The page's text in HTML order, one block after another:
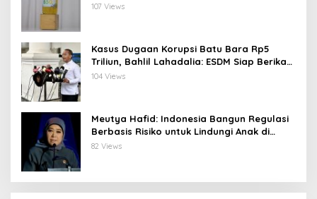
107 Views
Kasus Dugaan Korupsi Batu Bara Rp5
Triliun, Bahlil Lahadalia: ESDM Siap Berikan
Data
104 Views
Meutya Hafid: Indonesia Bangun Regulasi
Berbasis Risiko untuk Lindungi Anak di
Dunia Digital
82 Views